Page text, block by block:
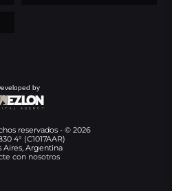
by
reservados - © 2026
4° (C1017AAR)
Aires, Argentina
con nosotros